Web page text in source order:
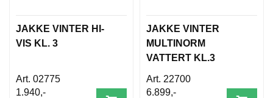
JAKKE VINTER HI-
VIS KL. 3
02775
1.940,-
JAKKE VINTER
MULTINORM
VATTERT KL.3
22700
6.899,-